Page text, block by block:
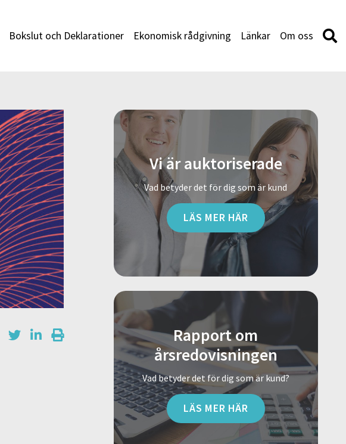
Bokslut och Deklarationer Ekonomisk rådgivning Länkar Om oss
Vi är auktoriserade
Vad betyder det för dig som är kund
LÄS MER HÄR
Rapport om
årsredovisningen
Vad betyder det för dig som är kund?
LÄS MER HÄR